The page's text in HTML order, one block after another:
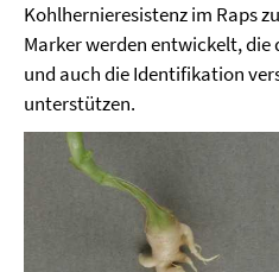
Kohlhernieresistenz im Raps
Marker werden entwickelt,
und auch die Identifikation
unterstützen.